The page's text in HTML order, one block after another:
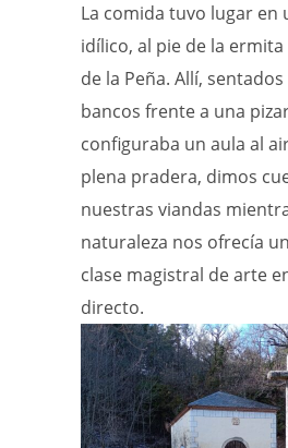
La comida tuvo lugar en
idílico, al pie de la ermita
de la Peña. Allí,
bancos frente a una
configuraba un aula al
plena pradera, dimos
nuestras viandas
naturaleza nos ofrecía
clase magistral de arte
directo.